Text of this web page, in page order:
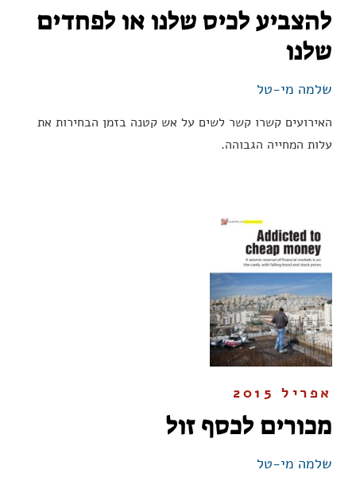
להצביע לכיס שלנו או לפחדים
שלנו
שלמה מי-טל
האירועים קשרו קשר לשים על אש קטנה בזמן הבחירות את
עלות המחייה הגבוהה.
אפריל 2015
מכורים לכסף זול
שלמה מי-טל